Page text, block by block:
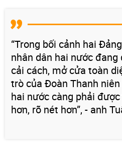
“Trong bối cảnh hai
nhân dân hai nước
cải cách, mở cửa toàn
trò của Đoàn Thanh
hai nước càng phải
hơn, rõ nét hơn”, - anh